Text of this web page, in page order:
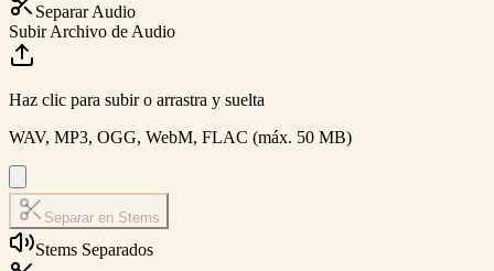
Separar Audio
Subir Archivo de Audio
Haz clic para subir o arrastra y suelta
WAV, MP3, OGG, WebM, FLAC (máx. 50 MB)
Separar en Stems
Stems Separados